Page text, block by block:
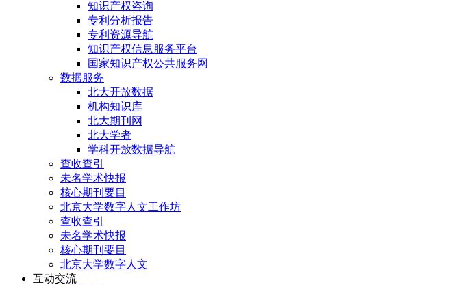
知识产权咨询
专利分析报告
专利资源导航
知识产权信息服务平台
国家知识产权公共服务网
数据服务
北大开放数据
机构知识库
北大期刊网
北大学者
学科开放数据导航
查收查引
未名学术快报
核心期刊要目
北京大学数字人文工作坊
查收查引
未名学术快报
核心期刊要目
北京大学数字人文
互动交流